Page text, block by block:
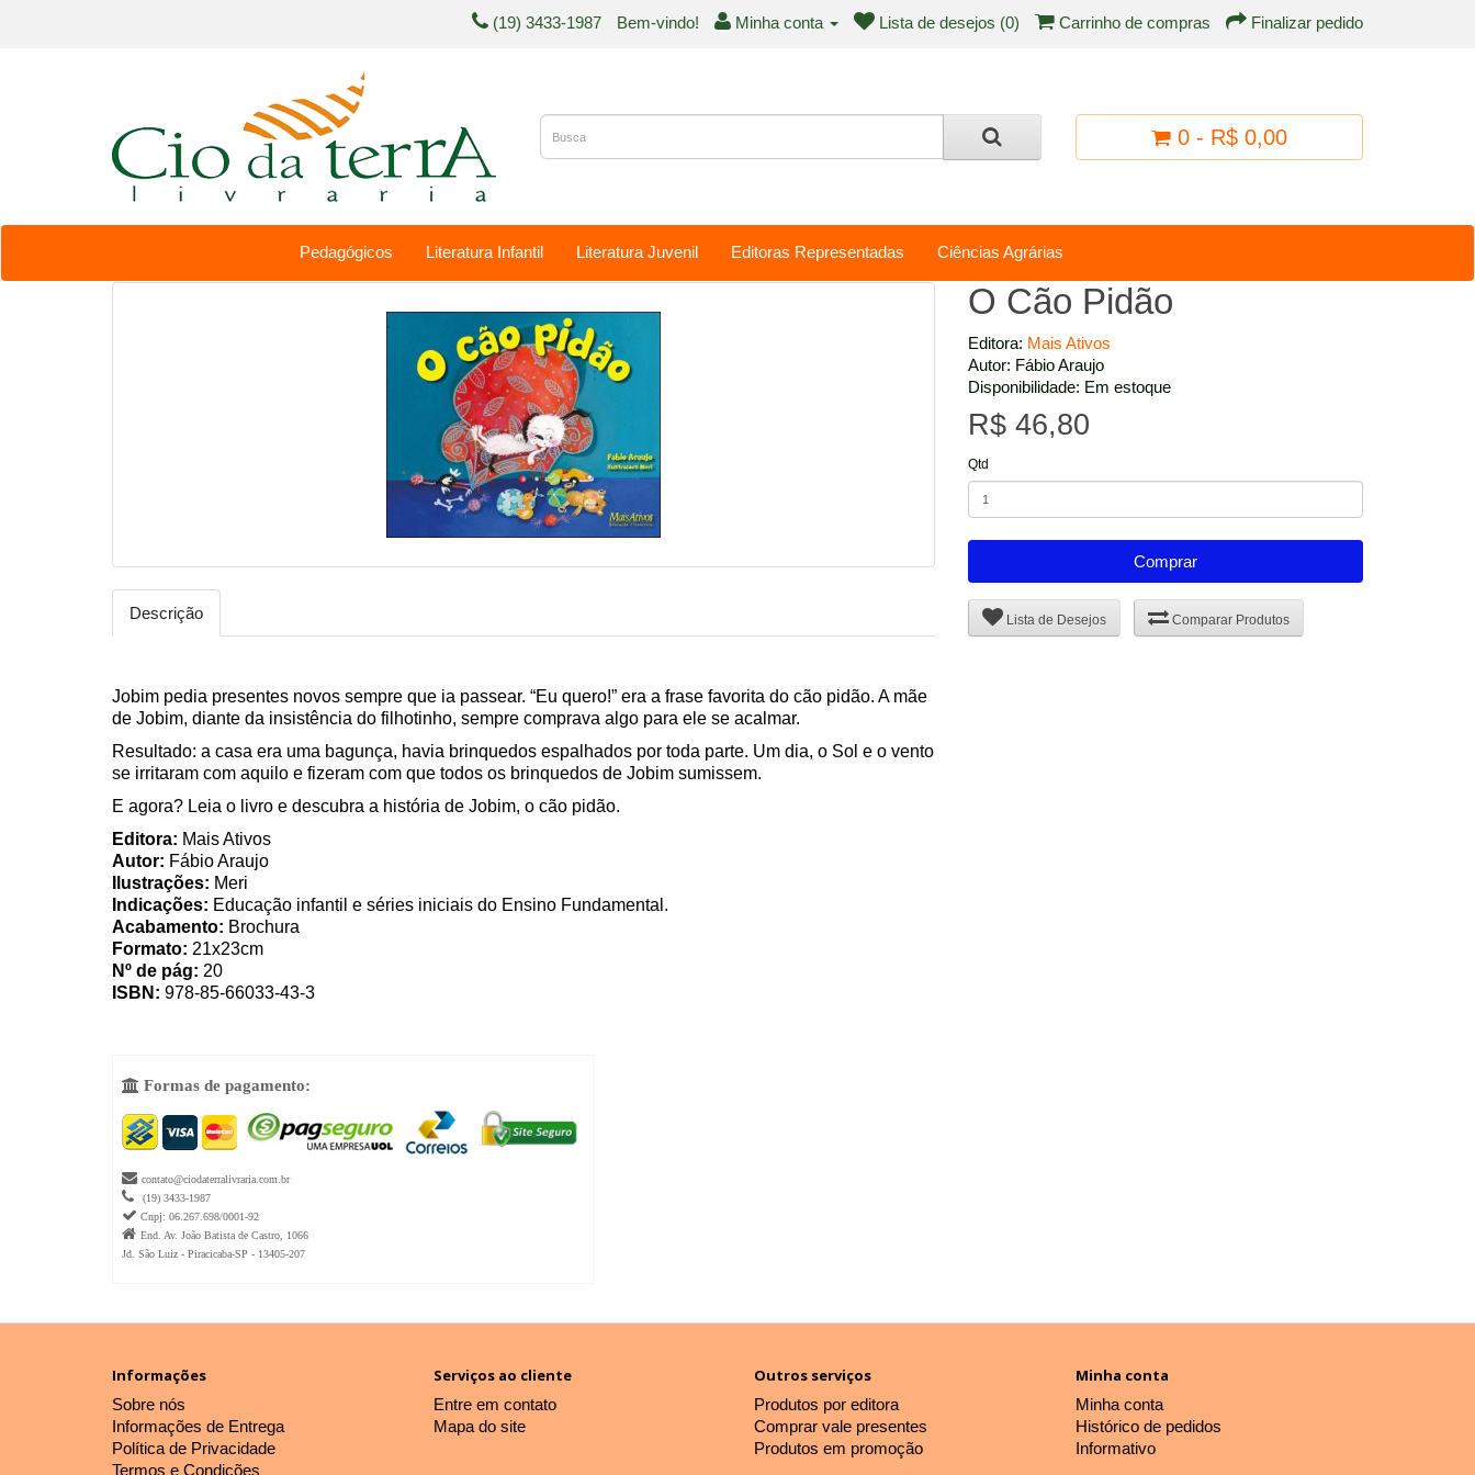
(19) 3433-1987 Bem-vindo! Minha conta Lista de desejos (0) Carrinho de compras Finalizar pedido
0 - R$ 0,00
Pedagógicos Literatura Infantil Literatura Juvenil Editoras Representadas Ciências Agrárias
Descrição
Jobim pedia presentes novos sempre que ia passear. “Eu quero!” era a frase favorita do cão pidão. A mãe
de Jobim, diante da insistência do filhotinho, sempre comprava algo para ele se acalmar.
Resultado: a casa era uma bagunça, havia brinquedos espalhados por toda parte. Um dia, o Sol e o vento
se irritaram com aquilo e fizeram com que todos os brinquedos de Jobim sumissem.
E agora? Leia o livro e descubra a história de Jobim, o cão pidão.
Editora: Mais Ativos
Autor: Fábio Araujo
Ilustrações: Meri
Indicações: Educação infantil e séries iniciais do Ensino Fundamental.
Acabamento: Brochura
Formato: 21x23cm
Nº de pág: 20
ISBN: 978-85-66033-43-3
O Cão Pidão
Editora: Mais Ativos
Autor: Fábio Araujo
Disponibilidade: Em estoque
R$ 46,80
Qtd
Comprar
Lista de Desejos Comparar Produtos
 Formas de pagamento:
 contato@ciodaterralivraria.com.br
 (19) 3433-1987
 Cnpj: 06.267.698/0001-92
 End. Av. João Batista de Castro, 1066
Jd. São Luiz - Piracicaba-SP - 13405-207
Informações
Sobre nós
Informações de Entrega
Política de Privacidade
Termos e Condições
Serviços ao cliente
Entre em contato
Mapa do site
Outros serviços
Produtos por editora
Comprar vale presentes
Produtos em promoção
Minha conta
Minha conta
Histórico de pedidos
Informativo